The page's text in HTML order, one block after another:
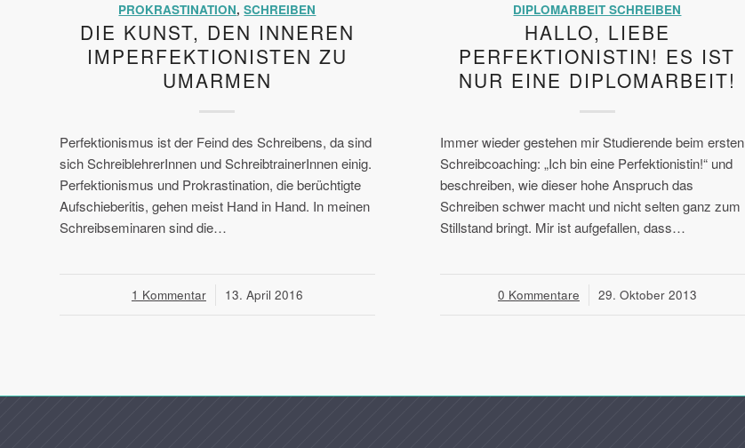
PROKRASTINATION,SCHREIBEN
DIE KUNST, DEN INNEREN
IMPERFEKTIONISTEN ZU
UMARMEN
Perfektionismus ist der Feind des Schreibens, da sind
sich SchreiblehrerInnen und SchreibtrainerInnen einig.
Perfektionismus und Prokrastination, die berüchtigte
Aufschieberitis, gehen meist Hand in Hand. In meinen
Schreibseminaren sind die…
1 Kommentar
/ 13. April 2016
DIPLOMARBEIT SCHREIBEN
HALLO, LIEBE
PERFEKTIONISTIN! ES IST
NUR EINE DIPLOMARBEIT!
Immer wieder gestehen mir Studierende beim ersten
Schreibcoaching: „Ich bin eine Perfektionistin!“ und
beschreiben, wie dieser hohe Anspruch das
Schreiben schwer macht und nicht selten ganz zum
Stillstand bringt. Mir ist aufgefallen, dass…
0 Kommentare
/ 29. Oktober 2013